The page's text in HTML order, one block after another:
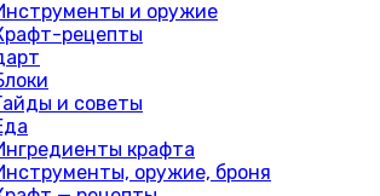
и оружие
рецепты
и советы
крафта
оружие, броня